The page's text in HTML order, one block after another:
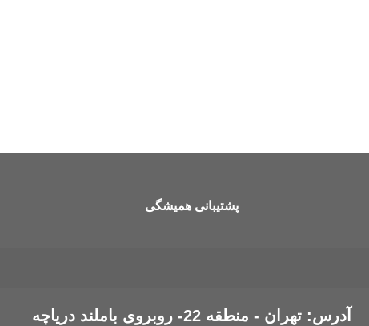
پشتیبانی همیشگی
آدرس: تهران - منطقه 22- روبروی باملند دریاچه